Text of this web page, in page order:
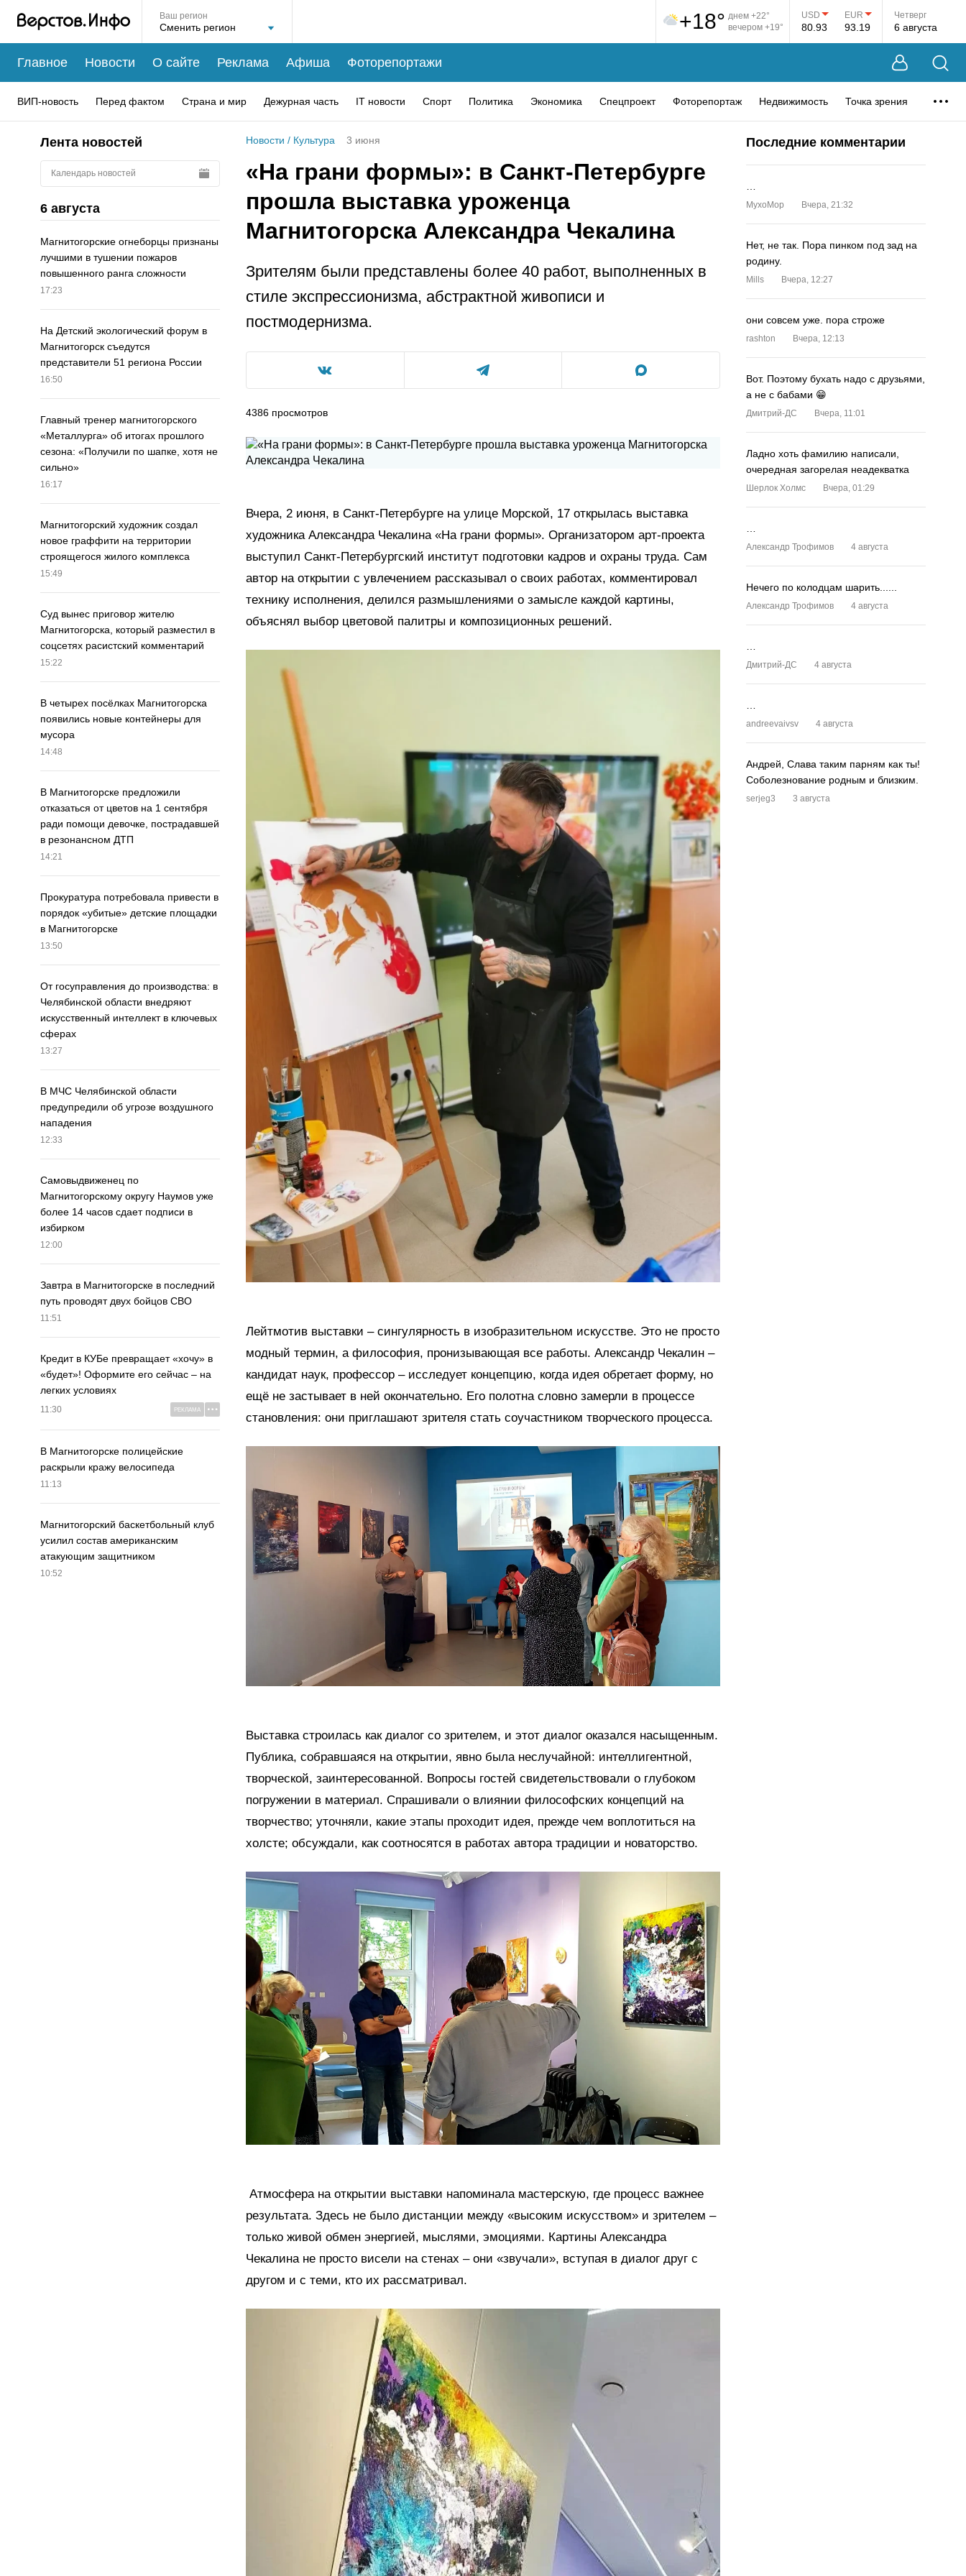
Ваш регион +18° днем +22°
вечером +19°
USD
80.93
EUR
93.19
Четверг
6 августа
Главное Новости О сайте Реклама Афиша Фоторепортажи
ВИП-новость Перед фактом Страна и мир Дежурная часть IT новости Спорт Политика Экономика Спецпроект Фоторепортаж Недвижимость Точка зрения
Лента новостей
Календарь новостей
6 августа
Магнитогорские огнеборцы признаны
лучшими в тушении пожаров
повышенного ранга сложности
17:23
На Детский экологический форум в
Магнитогорск съедутся
представители 51 региона России
16:50
Главный тренер магнитогорского
«Металлурга» об итогах прошлого
сезона: «Получили по шапке, хотя не
сильно»
16:17
Магнитогорский художник создал
новое граффити на территории
строящегося жилого комплекса
15:49
Суд вынес приговор жителю
Магнитогорска, который разместил в
соцсетях расистский комментарий
15:22
В четырех посёлках Магнитогорска
появились новые контейнеры для
мусора
14:48
В Магнитогорске предложили
отказаться от цветов на 1 сентября
ради помощи девочке, пострадавшей
в резонансном ДТП
14:21
Прокуратура потребовала привести в
порядок «убитые» детские площадки
в Магнитогорске
13:50
От госуправления до производства: в
Челябинской области внедряют
искусственный интеллект в ключевых
сферах
13:27
В МЧС Челябинской области
предупредили об угрозе воздушного
нападения
12:33
Самовыдвиженец по
Магнитогорскому округу Наумов уже
более 14 часов сдает подписи в
избирком
12:00
Завтра в Магнитогорске в последний
путь проводят двух бойцов СВО
11:51
Кредит в КУБе превращает «хочу» в
«будет»! Оформите его сейчас – на
легких условиях
11:30 РЕКЛАМА
В Магнитогорске полицейские
раскрыли кражу велосипеда
11:13
Магнитогорский баскетбольный клуб
усилил состав американским
атакующим защитником
10:52
Новости / Культура 3 июня
«На грани формы»: в Санкт-Петербурге
прошла выставка уроженца
Магнитогорска Александра Чекалина
Зрителям были представлены более 40 работ, выполненных в
стиле экспрессионизма, абстрактной живописи и
постмодернизма.
4386 просмотров
Вчера, 2 июня, в Санкт-Петербурге на улице Морской, 17 открылась выставка
художника Александра Чекалина «На грани формы». Организатором арт-проекта
выступил Санкт-Петербургский институт подготовки кадров и охраны труда. Сам
автор на открытии с увлечением рассказывал о своих работах, комментировал
технику исполнения, делился размышлениями о замысле каждой картины,
объяснял выбор цветовой палитры и композиционных решений.
Лейтмотив выставки – сингулярность в изобразительном искусстве. Это не просто
модный термин, а философия, пронизывающая все работы. Александр Чекалин –
кандидат наук, профессор – исследует концепцию, когда идея обретает форму, но
ещё не застывает в ней окончательно. Его полотна словно замерли в процессе
становления: они приглашают зрителя стать соучастником творческого процесса.
Выставка строилась как диалог со зрителем, и этот диалог оказался насыщенным.
Публика, собравшаяся на открытии, явно была неслучайной: интеллигентной,
творческой, заинтересованной. Вопросы гостей свидетельствовали о глубоком
погружении в материал. Спрашивали о влиянии философских концепций на
творчество; уточняли, какие этапы проходит идея, прежде чем воплотиться на
холсте; обсуждали, как соотносятся в работах автора традиции и новаторство.
Атмосфера на открытии выставки напоминала мастерскую, где процесс важнее
результата. Здесь не было дистанции между «высоким искусством» и зрителем –
только живой обмен энергией, мыслями, эмоциями. Картины Александра
Чекалина не просто висели на стенах – они «звучали», вступая в диалог друг с
другом и с теми, кто их рассматривал.
Последние комментарии
MyxoMop Вчера, 21:32
Нет, не так. Пора пинком под зад на
родину.
Mills Вчера, 12:27
они совсем уже. пора строже
rashton Вчера, 12:13
Вот. Поэтому бухать надо с друзьями,
а не с бабами 😁
Дмитрий-ДС Вчера, 11:01
Ладно хоть фамилию написали,
очередная загорелая неадекватка
Шерлок Холмс Вчера, 01:29
Александр Трофимов 4 августа
Нечего по колодцам шарить......
Александр Трофимов 4 августа
Дмитрий-ДС 4 августа
andreevaivsv 4 августа
Андрей, Слава таким парням как ты!
Соболезнование родным и близким.
serjeg3 3 августа